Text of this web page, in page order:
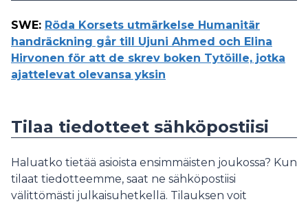
SWE: Röda Korsets utmärkelse Humanitär
handräckning går till Ujuni Ahmed och Elina
Hirvonen för att de skrev boken Tytöille, jotka
ajattelevat olevansa yksin
Tilaa tiedotteet sähköpostiisi
Haluatko tietää asioista ensimmäisten joukossa? Kun
tilaat tiedotteemme, saat ne sähköpostiisi
välittömästi julkaisuhetkellä. Tilauksen voit